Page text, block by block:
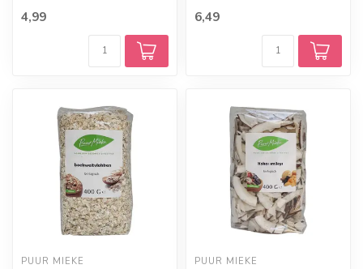
smaak en...
4,99 6,49
PUUR MIEKE PUUR MIEKE